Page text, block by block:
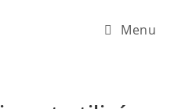
Menu